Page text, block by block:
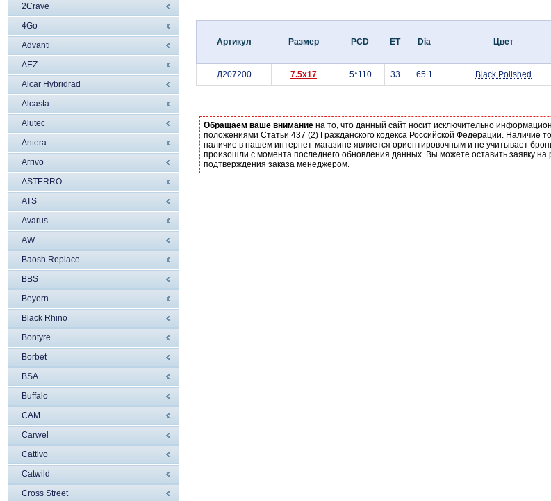
2Crave
4Go
Advanti
AEZ
Alcar Hybridrad
Alcasta
Alutec
Antera
Arrivo
ASTERRO
ATS
Avarus
AW
Baosh Replace
BBS
Beyern
Black Rhino
Bontyre
Borbet
BSA
Buffalo
CAM
Carwel
Cattivo
Catwild
Cross Street
Артикул Размер PCD ET Dia Цвет
Д207200 7.5x17 5*110 33 65.1 Black Polished
Обращаем ваше внимание на то, что данный сайт носит исключительно
положениями Статьи 437 (2) Гражданского кодекса Российской Федерации. Наличие
наличие в нашем интернет-магазине является ориентировочным и не учитывает
произошли с момента последнего обновления данных. Вы можете оставить заявку
подтверждения заказа менеджером.